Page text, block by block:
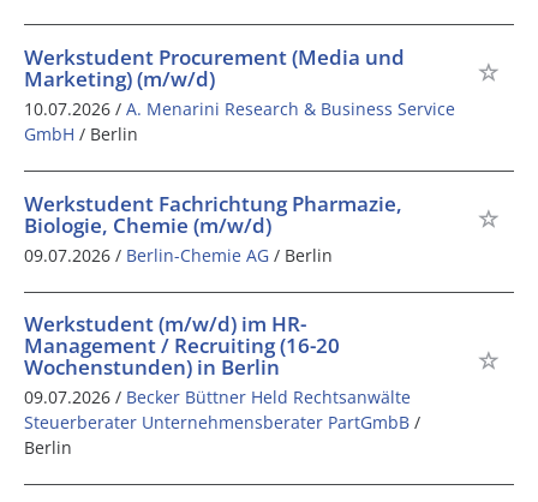
Werkstudent Procurement (Media und
Marketing) (m/w/d)
10.07.2026 / A. Menarini Research & Business Service
GmbH / Berlin
Werkstudent Fachrichtung Pharmazie,
Biologie, Chemie (m/w/d)
09.07.2026 / Berlin-Chemie AG / Berlin
Werkstudent (m/w/d) im HR-
Management / Recruiting (16-20
Wochenstunden) in Berlin
09.07.2026 / Becker Büttner Held Rechtsanwälte
Steuerberater Unternehmensberater PartGmbB /
Berlin